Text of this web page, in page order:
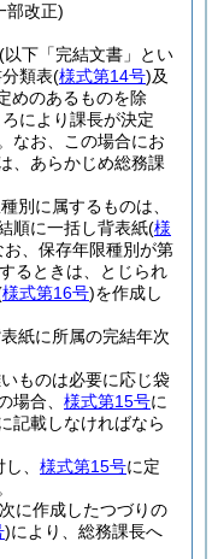
部改正)
(以下「完結文書」とい
類表(様式第14号)及
めのあるものを除
により課長が決定
なお、この場合にお
、あらかじめ総務課
別に属するものは、
順に一括し背表紙(様
お、保存年限種別が第
るときは、とじられ
様式第16号)を作成し
紙に所属の完結年次
ものは必要に応じ袋
場合、 様式第15号に
記載しなければなら
、 様式第15号に定
に作成したつづりの
)により、総務課長へ